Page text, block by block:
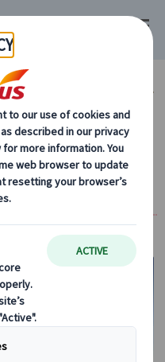
ンドン (48)
ロンドン発 日帰りツ
ーンヘンジ観光午
アー